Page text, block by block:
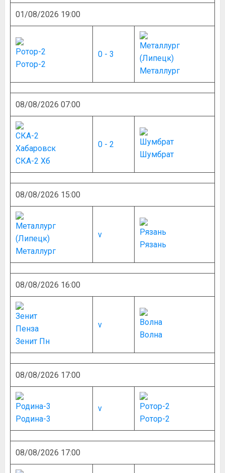
01/08/2026 19:00
Ротор-2
0 - 3
Металлург
08/08/2026 07:00
СКА-2 Хб
0 - 2
Шумбрат
08/08/2026 15:00
Металлург
v
Рязань
08/08/2026 16:00
Зенит Пн
v
Волна
08/08/2026 17:00
Родина-3
v
Ротор-2
08/08/2026 17:00